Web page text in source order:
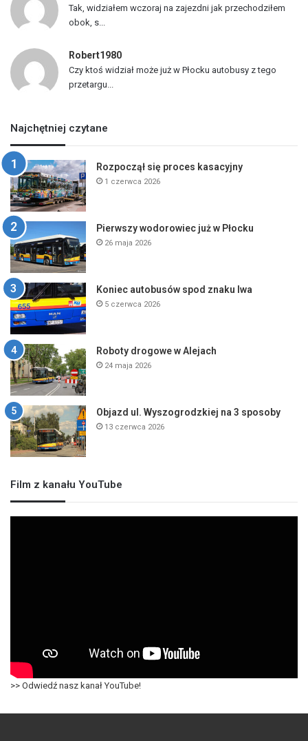
Tak, widziałem wczoraj na zajezdni jak przechodziłem
obok, s...
Robert1980
Czy ktoś widział może już w Płocku autobusy z tego
przetargu...
Najchętniej czytane
Rozpoczął się proces kasacyjny
1 czerwca 2026
Pierwszy wodorowiec już w Płocku
26 maja 2026
Koniec autobusów spod znaku lwa
5 czerwca 2026
Roboty drogowe w Alejach
24 maja 2026
Objazd ul. Wyszogrodzkiej na 3 sposoby
13 czerwca 2026
Film z kanału YouTube
>> Odwiedź nasz kanał YouTube!